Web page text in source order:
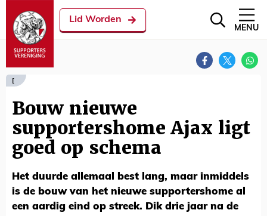
Lid Worden
MENU
[
Bouw nieuwe
supportershome Ajax ligt
goed op schema
Het duurde allemaal best lang, maar inmiddels
is de bouw van het nieuwe supportershome al
een aardig eind op streek. Dik drie jaar na de